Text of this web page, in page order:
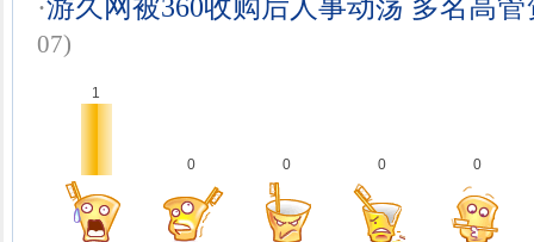
·游久网被360收购后人事动荡 多名高
07)
1
0 0 0 0